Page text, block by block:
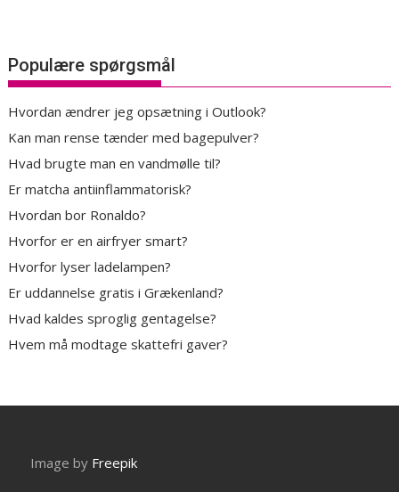
Populære spørgsmål
Hvordan ændrer jeg opsætning i Outlook?
Kan man rense tænder med bagepulver?
Hvad brugte man en vandmølle til?
Er matcha antiinflammatorisk?
Hvordan bor Ronaldo?
Hvorfor er en airfryer smart?
Hvorfor lyser ladelampen?
Er uddannelse gratis i Grækenland?
Hvad kaldes sproglig gentagelse?
Hvem må modtage skattefri gaver?
Image by Freepik